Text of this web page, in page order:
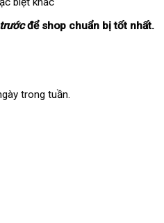
trướcđể shop chuẩn bị tốt nhất.
trong tuần.